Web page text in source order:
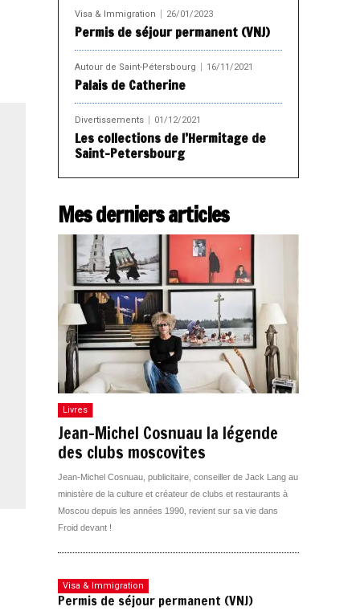
Visa & Immigration 26/01/2023
Permis de séjour permanent (VNJ)
Autour de Saint-Pétersbourg 16/11/2021
Palais de Catherine
Divertissements 01/12/2021
Les collections de l’Hermitage de
Saint-Petersbourg
Mes derniers articles
Livres
Jean-Michel Cosnuau la légende
des clubs moscovites
Jean-Michel Cosnuau, publicitaire, conseiller de Jack Lang au
ministère de la culture et créateur de clubs et restaurants à
Moscou depuis les années 1990, revient sur sa vie dans
Froid devant !
Visa & Immigration
Permis de séjour permanent (VNJ)